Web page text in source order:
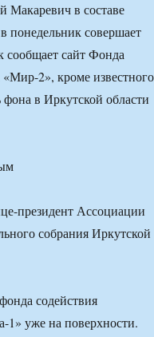
в составе
понедельник совершает
сообщает сайт Фонда
2», кроме известного
в Иркутской области
президент Ассоциации
собрания Иркутской
содействия
уже на поверхности.